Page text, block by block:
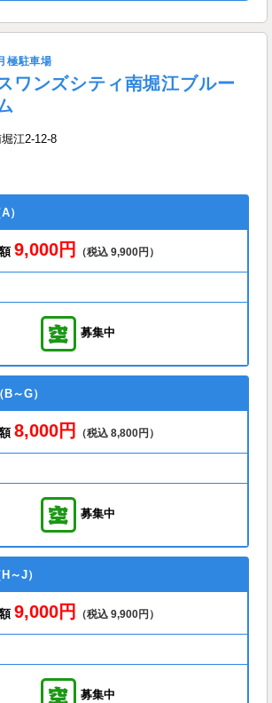
極駐車場
ワンズシティ南堀江ブルー
江2-12-8
）
9,000円 （税込 9,900円）
募集中
～G）
8,000円 （税込 8,800円）
募集中
～J）
9,000円 （税込 9,900円）
募集中